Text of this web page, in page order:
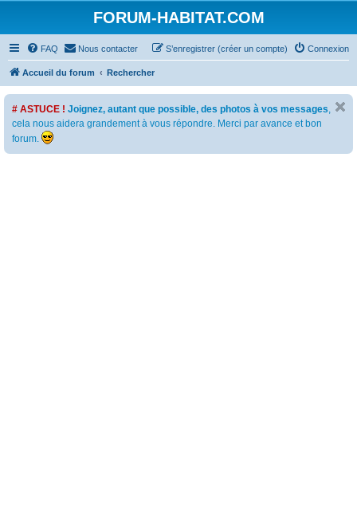
FORUM-HABITAT.COM
FAQ Nous contacter Connexion
S’enregistrer (créer un compte)
Accueil du forum Rechercher
# ASTUCE ! Joignez, autant que possible, des photos à vos messages,
cela nous aidera grandement à vous répondre. Merci par avance et bon
forum.